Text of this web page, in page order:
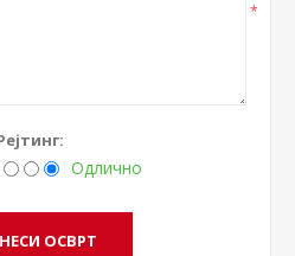
*
Одлично